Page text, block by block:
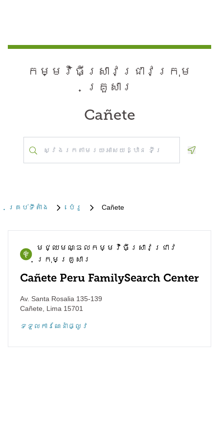
កម្មវិធី​ស្រាវជ្រាវ​ក្រុម
គ្រួសារ
Cañete
គ្រប់​ទីតាំង ប៉េរូ Cañete
មជ្ឈមណ្ឌល​កម្មវិធី​ស្រាវជ្រាវ​
ក្រុមគ្រួសារ
Cañete Peru FamilySearch Center
Av. Santa Rosalia 135-139
Cañete
Lima 15701
ទទួល​ការណែនាំ​ផ្លូវ